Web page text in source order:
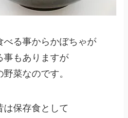
べる事からかぼちゃが
事もありますが
菜なのです。
は保存食として